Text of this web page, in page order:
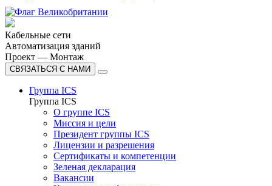
Кабельные сети
Автоматизация зданий
Проект — Монтаж
СВЯЗАТЬСЯ С НАМИ
Группа ICS
Группа ICS
О группе ICS
Миссия и цели
Президент группы ICS
Лицензии и разрешения
Сертификаты и компетенции
Зеленая декларация
Вакансии